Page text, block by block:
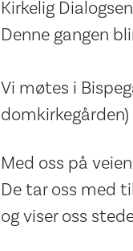
Kirkelig
Denne gangen
Vi møtes i
domkirkegården)
Med oss på
De tar oss med
og viser oss